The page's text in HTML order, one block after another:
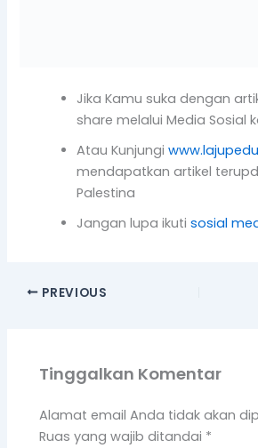
PREVIOUS
Tinggalkan Komentar
Ketik